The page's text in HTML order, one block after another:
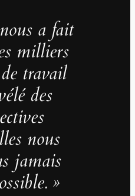
a fait
milliers
de travail
des
nous
jamais
»